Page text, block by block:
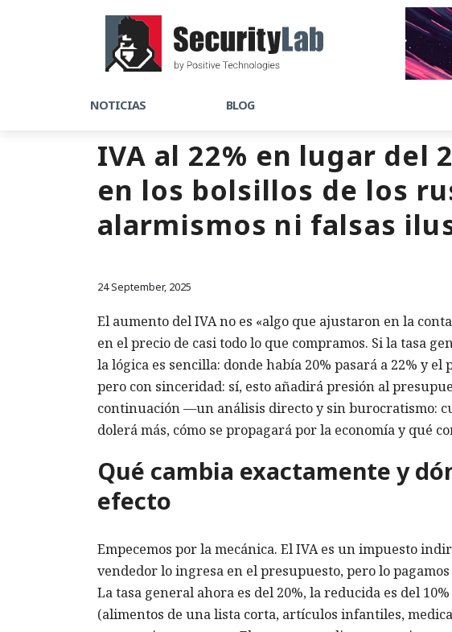
NOTICIAS BLOG
IVA al 22% en lugar del
en los bolsillos de los
alarmismos ni falsas
24 September, 2025
El aumento del IVA no es «algo que ajustaron en la
en el precio de casi todo lo que compramos. Si la tasa
la lógica es sencilla: donde había 20% pasará a 22% y
pero con sinceridad: sí, esto añadirá presión al
continuación —un análisis directo y sin burocratismo:
dolerá más, cómo se propagará por la economía y qué
Qué cambia exactamente y
efecto
Empecemos por la mecánica. El IVA es un impuesto
vendedor lo ingresa en el presupuesto, pero lo
La tasa general ahora es del 20%, la reducida es del
(alimentos de una lista corta, artículos infantiles,